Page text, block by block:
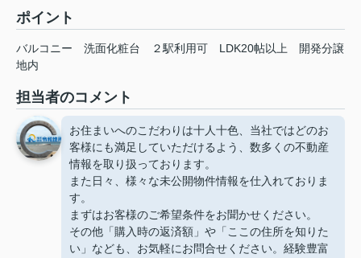
ポイント
バルコニー 洗面化粧台 ２駅利用可 LDK20帖以上
開発分譲
地内
担当者のコメント
お住まいへのこだわりは十人十色、当社ではどのお
客様にも満足していただけるよう、数多くの不動産
情報を取り扱っております。
また日々、様々な未公開物件情報を仕入れておりま
す。
まずはお客様のご希望条件をお聞かせください。
その他「購入時の返済額」や「ここの住所を知りた
い」なども、お気軽にお問合せください。経験豊富